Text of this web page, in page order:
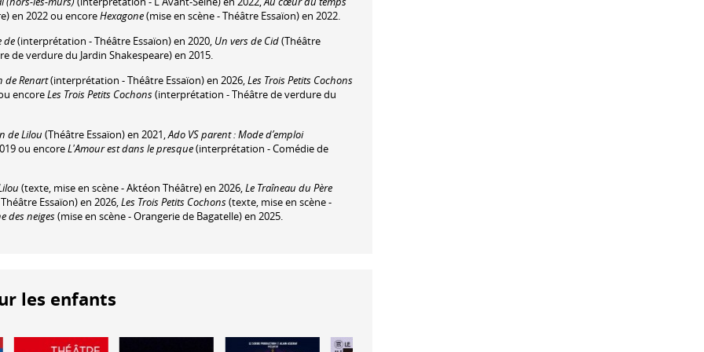
en 2022 ou encoreHexagone(mise en scène - Théâtre Essaïon) en 2022.
de(interprétation - Théâtre Essaïon) en 2020, Un vers de Cid(Théâtre
de verdure du Jardin Shakespeare) en 2015.
de Renart(interprétation - Théâtre Essaïon) en 2026,Les Trois Petits Cochons
encoreLes Trois Petits Cochons(interprétation - Théâtre de verdure du
de Lilou (Théâtre Essaïon) en 2021,Ado VS parent : Mode d’emploi
ou encoreL'Amour est dans le presque(interprétation - Comédie de
(texte, mise en scène - Aktéon Théâtre) en 2026,Le Traîneau du Père
Essaïon) en 2026,Les Trois Petits Cochons(texte, mise en scène -
des neiges(mise en scène - Orangerie de Bagatelle) en 2025.
les enfants